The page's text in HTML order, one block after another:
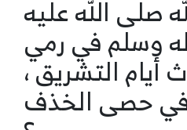
صلى الله عليه
وسلم في رمي
أيام التشريق ،
في حصى الخذف